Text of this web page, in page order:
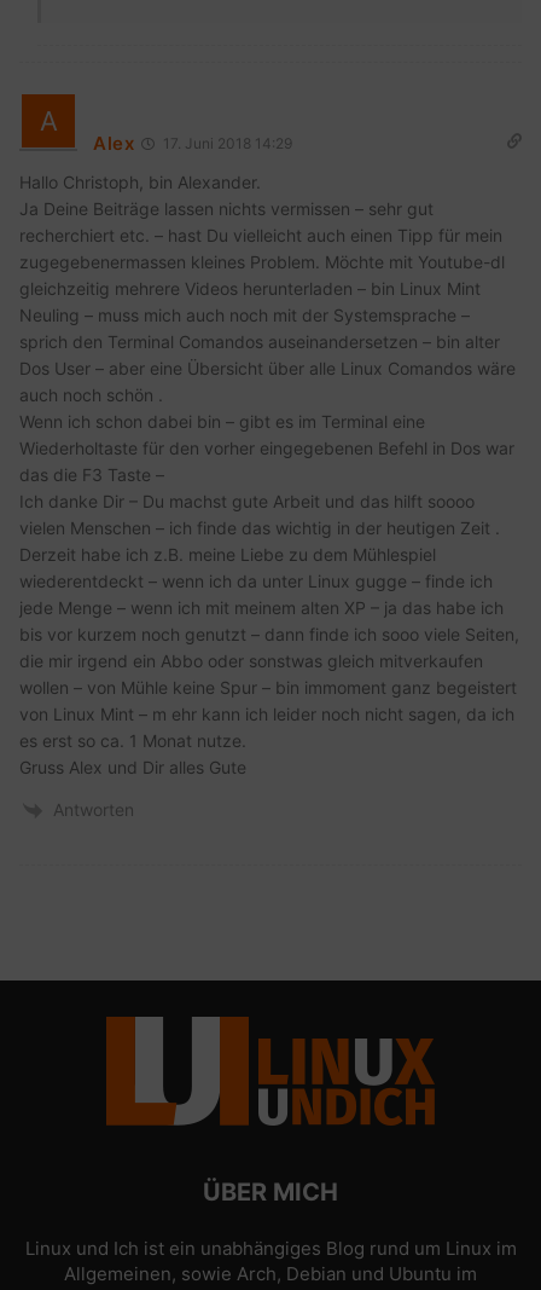
Alex 17. Juni 2018 14:29
Hallo Christoph, bin Alexander.
Ja Deine Beiträge lassen nichts vermissen – sehr gut
recherchiert etc. – hast Du vielleicht auch einen Tipp für mein
zugegebenermassen kleines Problem. Möchte mit Youtube-dl
gleichzeitig mehrere Videos herunterladen – bin Linux Mint
Neuling – muss mich auch noch mit der Systemsprache –
sprich den Terminal Comandos auseinandersetzen – bin alter
Dos User – aber eine Übersicht über alle Linux Comandos wäre
auch noch schön .
Wenn ich schon dabei bin – gibt es im Terminal eine
Wiederholtaste für den vorher eingegebenen Befehl in Dos war
das die F3 Taste –
Ich danke Dir – Du machst gute Arbeit und das hilft soooo
vielen Menschen – ich finde das wichtig in der heutigen Zeit .
Derzeit habe ich z.B. meine Liebe zu dem Mühlespiel
wiederentdeckt – wenn ich da unter Linux gugge – finde ich
jede Menge – wenn ich mit meinem alten XP – ja das habe ich
bis vor kurzem noch genutzt – dann finde ich sooo viele Seiten,
die mir irgend ein Abbo oder sonstwas gleich mitverkaufen
wollen – von Mühle keine Spur – bin immoment ganz begeistert
von Linux Mint – m ehr kann ich leider noch nicht sagen, da ich
es erst so ca. 1 Monat nutze.
Gruss Alex und Dir alles Gute
Antworten
ÜBER MICH
Linux und Ich ist ein unabhängiges Blog rund um Linux im
Allgemeinen, sowie Arch, Debian und Ubuntu im